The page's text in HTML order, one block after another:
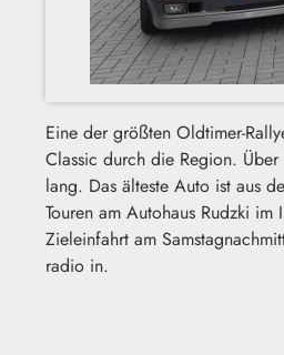
Eine der größten Oldtimer-
Classic durch die Region.
lang. Das älteste Auto ist aus
Touren am Autohaus Rudzki
Zieleinfahrt am
radio in.